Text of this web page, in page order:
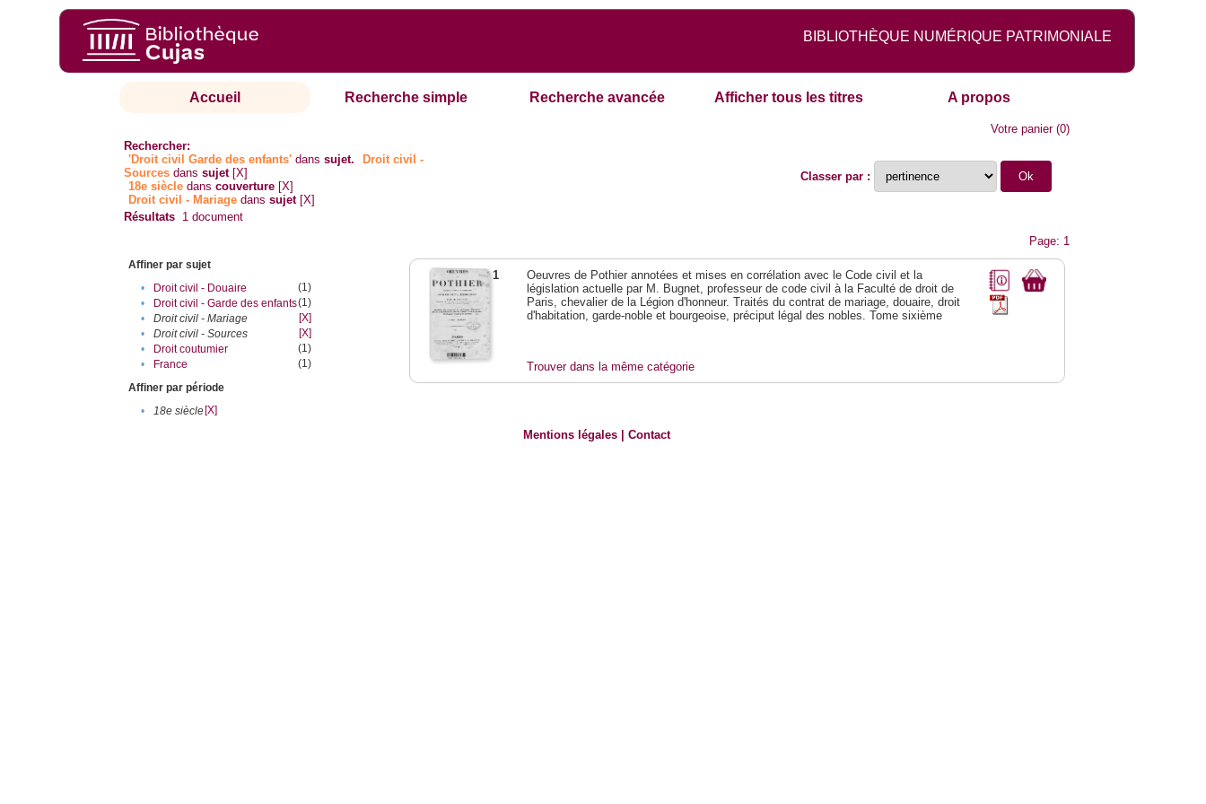
BIBLIOTHÈQUE NUMÉRIQUE PATRIMONIALE
Accueil Recherche simple Recherche avancée Afficher tous les titres A propos
Votre panier(0)
Rechercher:
'Droit civil Garde des enfants' danssujet.
Droit civil -
Sources danssujet [X]
18e siècle danscouverture [X]
Droit civil - Mariage danssujet [X]
Classer par :
Résultats 1 document
Page: 1
Affiner par sujet
•
Droit civil - Douaire
(1)
•
Droit civil - Garde des enfants(1)
•
Droit civil - Mariage
[X]
•
Droit civil - Sources
[X]
•
Droit coutumier
(1)
•
France
(1)
Affiner par période
•
18e siècle[X]
1
Oeuvres de Pothier annotées et mises en corrélation avec le Code civil et la
législation actuelle par M. Bugnet, professeur de code civil à la Faculté de droit de
Paris, chevalier de la Légion d'honneur. Traités du contrat de mariage, douaire, droit
d'habitation, garde-noble et bourgeoise, préciput légal des nobles. Tome sixième
Trouver dans la même catégorie
Mentions légales |Contact